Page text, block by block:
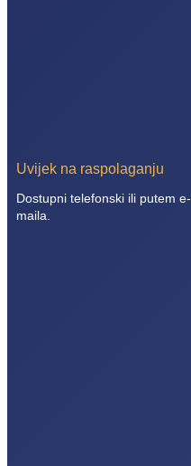
Uvijek na raspolaganju
Dostupni telefonski ili putem e-
maila.